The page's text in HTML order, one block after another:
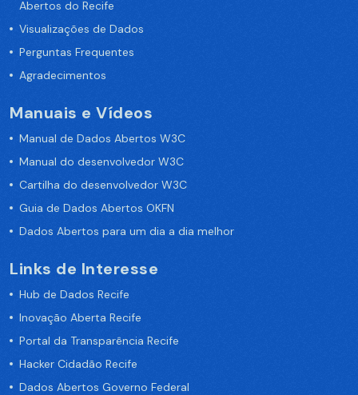
Abertos do Recife
Visualizações de Dados
Perguntas Frequentes
Agradecimentos
Manuais e Vídeos
Manual de Dados Abertos W3C
Manual do desenvolvedor W3C
Cartilha do desenvolvedor W3C
Guia de Dados Abertos OKFN
Dados Abertos para um dia a dia melhor
Links de Interesse
Hub de Dados Recife
Inovação Aberta Recife
Portal da Transparência Recife
Hacker Cidadão Recife
Dados Abertos Governo Federal